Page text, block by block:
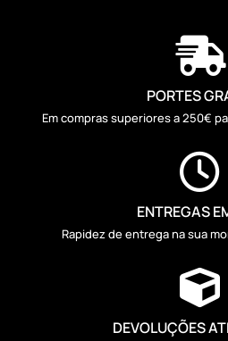

PORTES
Em compras superiores a 250€

ENTREGAS
Rapidez de entrega na sua

DEVOLUÇÕES